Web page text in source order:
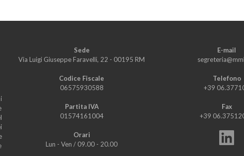
Sede
Via Luigi Giuseppe Faravelli, 22 - 00195 RM
Codice Fiscale
06575930588
Partita IVA
01574161004
Orari
Lun - Ven/ 09.00 - 20.00
E-mail
Telefono
+39
Fax
+39